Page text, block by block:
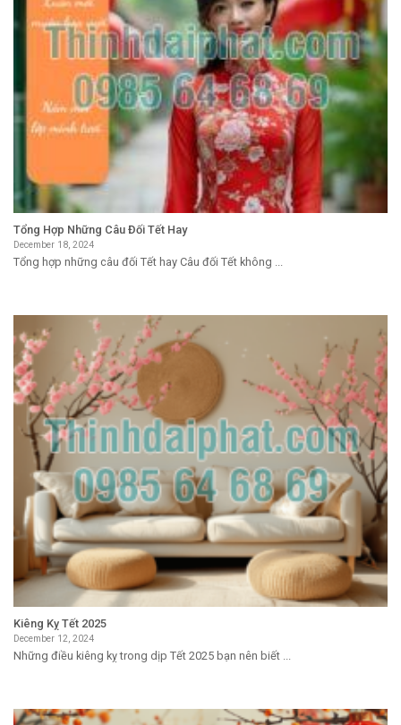
Tổng Hợp Những Câu Đối Tết Hay
December 18, 2024
Tổng hợp những câu đối Tết hay Câu đối Tết không ...
Kiêng Kỵ Tết 2025
December 12, 2024
Những điều kiêng kỵ trong dịp Tết 2025 bạn nên biết ...